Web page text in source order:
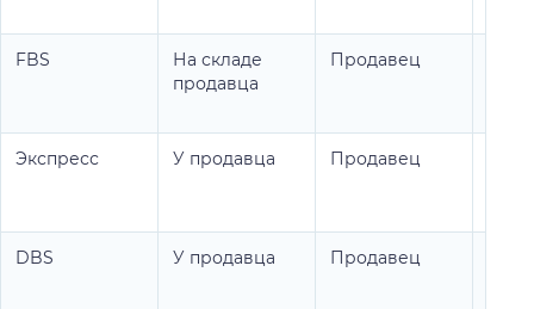
FBS
На складе
продавца
Продавец
Экспресс У продавца Продавец
DBS У продавца Продавец